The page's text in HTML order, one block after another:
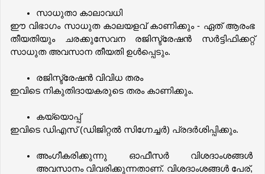
സാധുതാ കാലാവധി
ഈ വിഭാഗം സാധുത കാലയളവ് കാണിക്കും - ഏത് ആരംഭ
തീയതിയും ചരക്കുസേവന രജിസ്ട്രേഷൻ സർട്ടിഫിക്കറ്റ്
സാധുത അവസാന തീയതി ഉൾപ്പെടും.
രജിസ്ട്രേഷൻ വിവിധ തരം
ഇവിടെ നികുതിദായകരുടെ തരം കാണിക്കും.
കയ്യൊപ്പ്
ഇവിടെ ഡിഎസ് (ഡിജിറ്റൽ സിഗ്നേച്ചർ) പ്രദർശിപ്പിക്കും.
അംഗീകരിക്കുന്നു ഓഫീസർ വിശദാംശങ്ങൾ
അവസാനം വിവരിക്കുന്നതാണ്. വിശദാംശങ്ങൾ പേര്,